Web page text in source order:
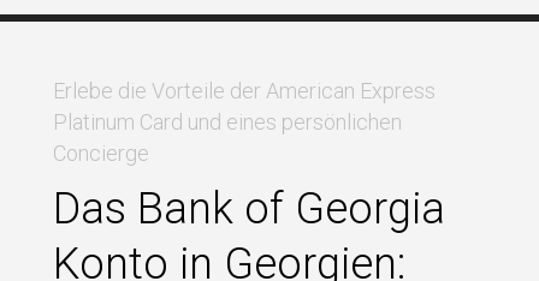
Erlebe die Vorteile der American Express
Platinum Card und eines persönlichen
Concierge
Das Bank of Georgia
Konto in Georgien: